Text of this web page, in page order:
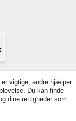
er vigtige, andre hjælper
Du kan finde
dine rettigheder som